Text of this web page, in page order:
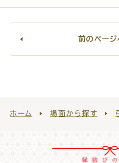
前のページ
ホーム 場面から探す